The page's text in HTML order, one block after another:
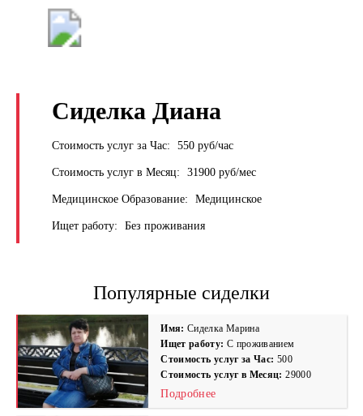
Сиделка Диана
Стоимость услуг за Час: 550 руб/час
Стоимость услуг в Месяц: 31900 руб/мес
Медицинское Образование: Медицинское
Ищет работу: Без проживания
Популярные сиделки
Имя: Сиделка Марина
Ищет работу: С проживанием
Стоимость услуг за Час: 500
Стоимость услуг в Месяц:29000
Подробнее